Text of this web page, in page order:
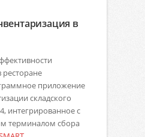
в
ресторане
приложение
складского
интегрированное с
терминалом сбора